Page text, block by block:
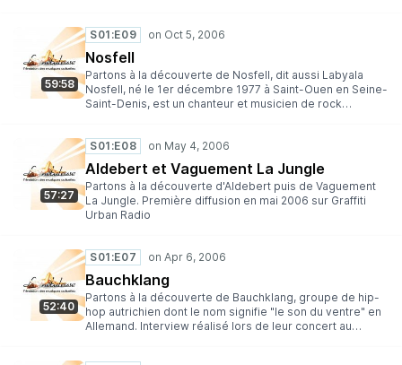
59:58
S01:E09
Nosfell
Partons à la découverte de Nosfell, dit aussi Labyala
Nosfell, né le 1er décembre 1977 à Saint-Ouen en Seine-
Saint-Denis, est un chanteur et musicien de rock
Murat. Interview réalisée par Pierre-Yves Bulteau
Première diffusion de l'émission en octobre 2006 sur
Graffiti Urban Radio.
57:27
S01:E08
Aldebert et Vaguement La Jungle
Partons à la découverte d'Aldebert puis de Vaguement
La Jungle. Première diffusion en mai 2006 sur Graffiti
Urban Radio
52:40
S01:E07
Bauchklang
Partons à la découverte de Bauchklang, groupe de hip-
hop autrichien dont le nom signifie "le son du ventre" en
Allemand. Interview réalisé lors de leur concert au